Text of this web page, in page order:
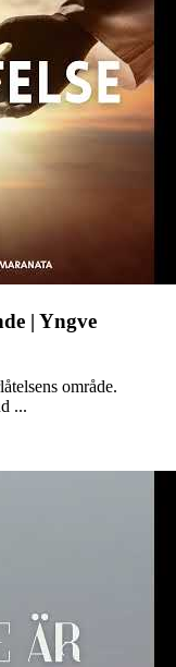
| Yngve
område.
...